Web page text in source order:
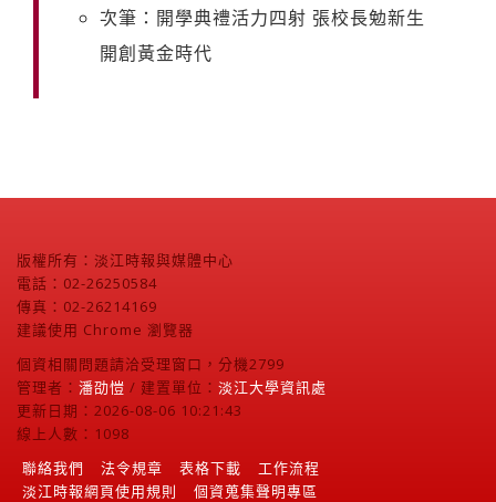
次筆：開學典禮活力四射 張校長勉新生
開創黃金時代
版權所有：淡江時報與媒體中心
電話：02-26250584
傳真：02-26214169
建議使用 Chrome 瀏覽器
個資相關問題請洽受理窗口，分機2799
管理者： 潘劭愷 / 建置單位： 淡江大學資訊處
更新日期：2026-08-06 10:21:43
線上人數：1098
聯絡我們
法令規章 表格下載
工作流程
淡江時報網頁使用規則
個資蒐集聲明專區